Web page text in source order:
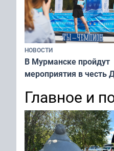
НОВОСТИ
В Мурманске пройдут
мероприятия в честь
Главное и